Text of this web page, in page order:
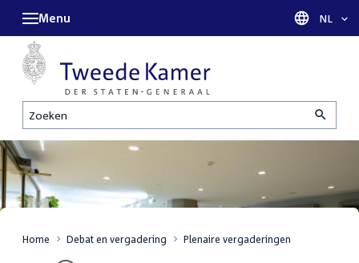
Zoeken
Menu Taal
NL
Home Debat en vergadering Plenaire vergaderingen